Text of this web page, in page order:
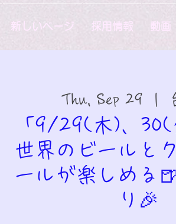
新しいページ 採用情報 動画
Thu, Sep 29
  |
「9/29(木)、30(
世界のビールと
ールが楽しめる
り🎉